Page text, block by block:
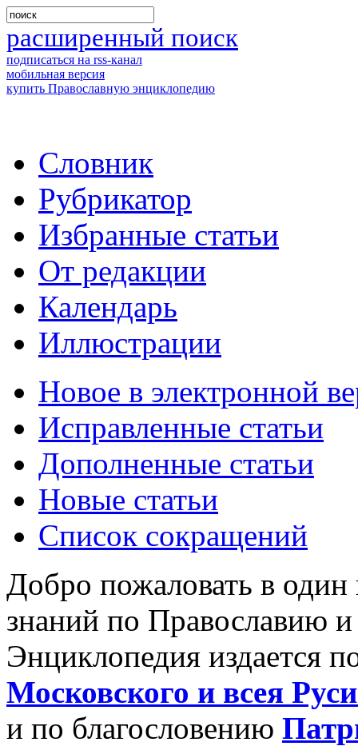
расширенный поиск
подписаться на rss-канал
мобильная версия
купить Православную энциклопедию
Словник
Рубрикатор
Избранные статьи
От редакции
Календарь
Иллюстрации
Новое в электронной
Исправленные статьи
Дополненные статьи
Новые статьи
Список сокращений
Добро пожаловать в
знаний по Православию
Энциклопедия издается
Московского и всея
и по благословению